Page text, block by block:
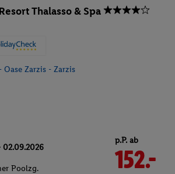
Thalasso & Spa
Oase Zarzis - Zarzis
02.09.2026
Poolzg.
p.P. ab
152.-